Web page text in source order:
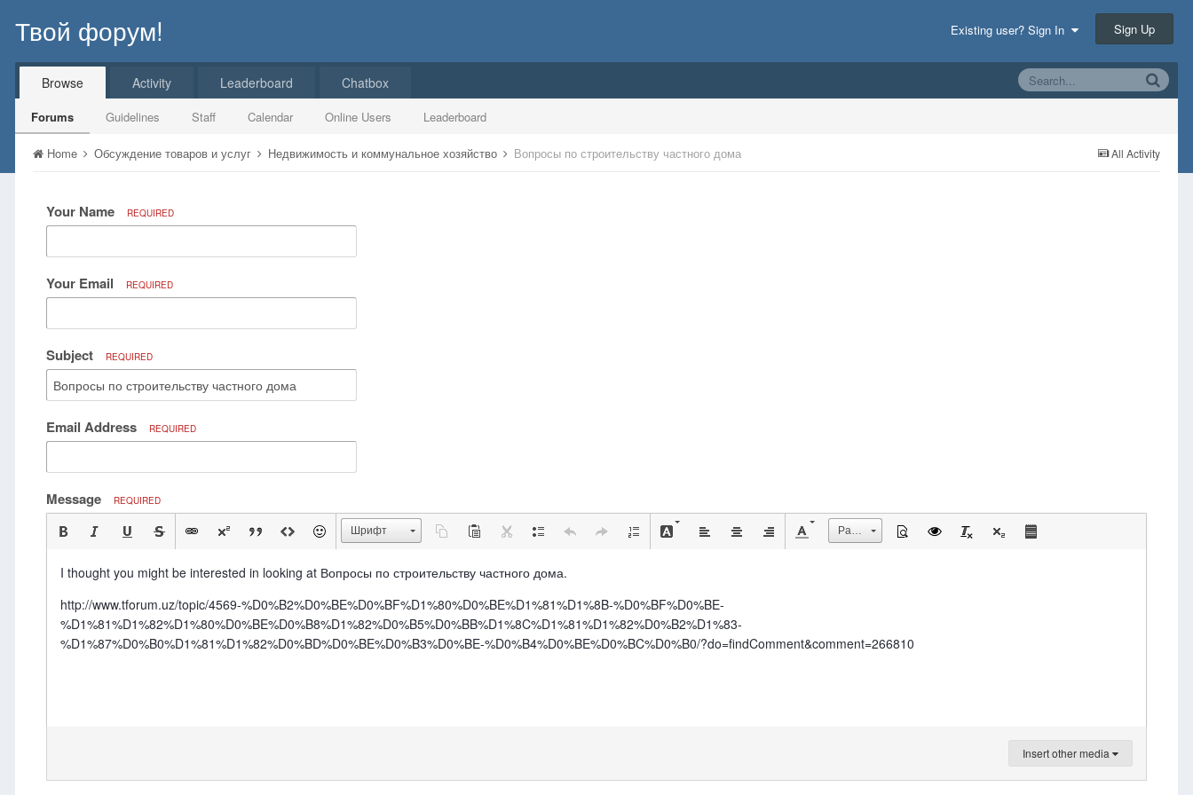
Твой форум! Existing user? Sign In Sign Up
Browse
Forums Guidelines Staff Calendar Online Users Leaderboard
Activity Leaderboard Chatbox
All Activity
Home Обсуждение товаров и услуг Недвижимость и коммунальное хозяйство Вопросы по строительству частного дома
Your Name REQUIRED
Your Email REQUIRED
Subject REQUIRED
Email Address REQUIRED
Message REQUIRED
Шрифт Размер
I thought you might be interested in looking at Вопросы по строительству частного дома.
http://www.tforum.uz/topic/4569-%D0%B2%D0%BE%D0%BF%D1%80%D0%BE%D1%81%D1%8B-%D0%BF%D0%BE-
%D1%81%D1%82%D1%80%D0%BE%D0%B8%D1%82%D0%B5%D0%BB%D1%8C%D1%81%D1%82%D0%B2%D1%83-
%D1%87%D0%B0%D1%81%D1%82%D0%BD%D0%BE%D0%B3%D0%BE-%D0%B4%D0%BE%D0%BC%D0%B0/?do=findComment&comment=266810
Insert other media